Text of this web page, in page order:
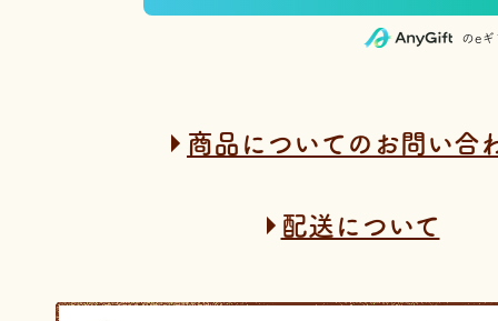
のe
商品についてのお問い合
配送について